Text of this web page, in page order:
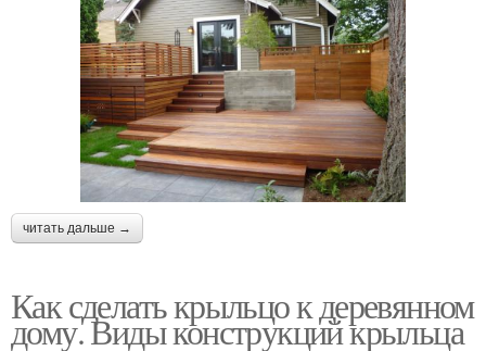
читать дальше →
Как сделать крыльцо к деревянном
дому. Виды конструкций крыльца